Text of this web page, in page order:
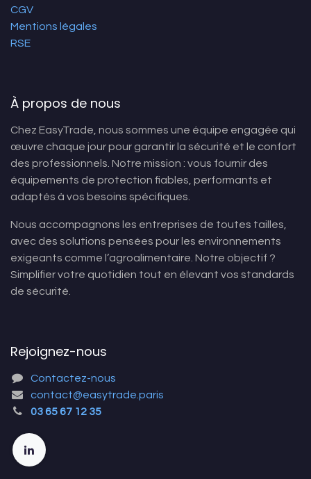
CGV
Mentions légales
RSE
À propos de nous
Chez EasyTrade, nous sommes une équipe engagée qui
œuvre chaque jour pour garantir la sécurité et le confort
des professionnels. Notre mission : vous fournir des
équipements de protection fiables, performants et
adaptés à vos besoins spécifiques.
Nous accompagnons les entreprises de toutes tailles,
avec des solutions pensées pour les environnements
exigeants comme l’agroalimentaire. Notre objectif ?
Simplifier votre quotidien tout en élevant vos standards
de sécurité.
Rejoignez-nous
Contactez-nous
contact@easytrade.paris
03 65 67 12 35